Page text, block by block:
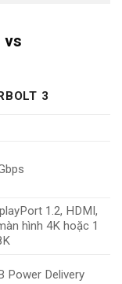
vs
3
1.2, HDMI,
hình 4K hoặc 1
Power Delivery